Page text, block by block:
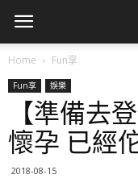
Home Fun享
Fun享 娛樂
【準備去
懷孕 已經
2018-08-15